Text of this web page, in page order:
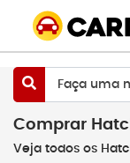
Faça uma
Comprar
Veja todos os